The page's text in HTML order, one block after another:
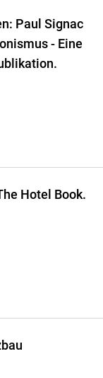
Paul Signac
- Eine
Hotel Book.